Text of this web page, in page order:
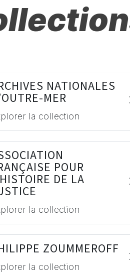
NATIONALES
MER
la collection
POUR
DE LA
la collection
ZOUMMEROFF
la collection